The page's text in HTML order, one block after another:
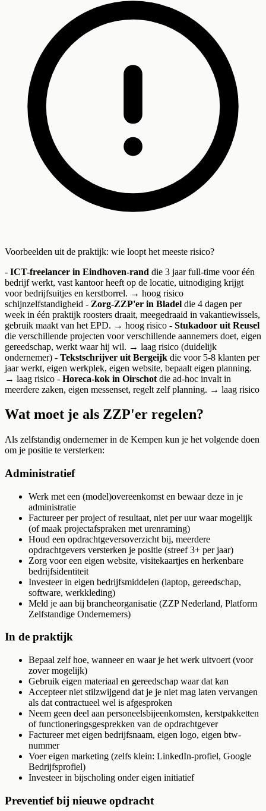
Voorbeelden uit de praktijk: wie loopt het meeste risico?
- ICT-freelancer in Eindhoven-rand die 3 jaar full-time voor één
bedrijf werkt, vast kantoor heeft op de locatie, uitnodiging krijgt
voor bedrijfsuitjes en kerstborrel. → hoog risico
schijnzelfstandigheid - Zorg-ZZP'er in Bladel die 4 dagen per
week in één praktijk roosters draait, meegedraaid in vakantiewissels,
gebruik maakt van het EPD. → hoog risico - Stukadoor uit Reusel
die verschillende projecten voor verschillende aannemers doet, eigen
gereedschap, werkt waar hij wil. → laag risico (duidelijk
ondernemer) - Tekstschrijver uit Bergeijk die voor 5-8 klanten per
jaar werkt, eigen werkplek, eigen website, bepaalt eigen planning.
→ laag risico - Horeca-kok in Oirschot die ad-hoc invalt in
meerdere zaken, eigen messenset, regelt zelf planning. → laag risico
Wat moet je als ZZP'er regelen?
Als zelfstandig ondernemer in de Kempen kun je het volgende doen
om je positie te versterken:
Administratief
Werk met een (model)overeenkomst en bewaar deze in je
administratie
Factureer per project of resultaat, niet per uur waar mogelijk
(of maak projectafspraken met urenraming)
Houd een opdrachtgeversoverzicht bij, meerdere
opdrachtgevers versterken je positie (streef 3+ per jaar)
Zorg voor een eigen website, visitekaartjes en herkenbare
bedrijfsidentiteit
Investeer in eigen bedrijfsmiddelen (laptop, gereedschap,
software, werkkleding)
Meld je aan bij brancheorganisatie (ZZP Nederland, Platform
Zelfstandige Ondernemers)
In de praktijk
Bepaal zelf hoe, wanneer en waar je het werk uitvoert (voor
zover mogelijk)
Gebruik eigen materiaal en gereedschap waar dat kan
Accepteer niet stilzwijgend dat je je niet mag laten vervangen
als dat contractueel wel is afgesproken
Neem geen deel aan personeelsbijeenkomsten, kerstpakketten
of functioneringsgesprekken van de opdrachtgever
Factureer met eigen bedrijfsnaam, eigen logo, eigen btw-
nummer
Voer eigen marketing (zelfs klein: LinkedIn-profiel, Google
Bedrijfsprofiel)
Investeer in bijscholing onder eigen initiatief
Preventief bij nieuwe opdracht